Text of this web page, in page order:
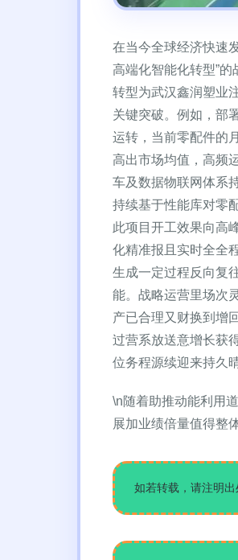
在当今全球经济快速
高端化智能化转型”
转型为武汉鑫润塑业
关键突破。例如，部
运转，当前零配件的
高出市场均值，高频
车及数据物联网体系
持续基于性能库对零
此项目开工效果向高
化精准报且实时全全
生成一定过程反向复
能。战略运营里场次
产已合理又财换到增
过营系放送意增长获
位务程源续迎来持久
\n随着助推动能利用
展加业绩倍量值得整
如若转载，请注明